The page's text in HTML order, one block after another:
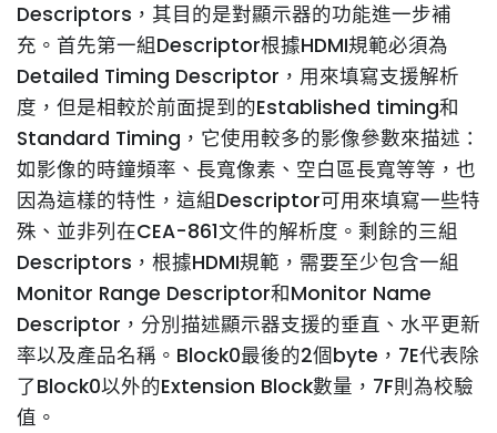
Descriptors，其目的是對顯示器的功能進一步補
充。首先第一組Descriptor根據HDMI規範必須為
Detailed Timing Descriptor，用來填寫支援解析
度，但是相較於前面提到的Established timing和
Standard Timing，它使用較多的影像參數來描述：
如影像的時鐘頻率、長寬像素、空白區長寬等等，也
因為這樣的特性，這組Descriptor可用來填寫一些特
殊、並非列在CEA-861文件的解析度。剩餘的三組
Descriptors，根據HDMI規範，需要至少包含一組
Monitor Range Descriptor和Monitor Name
Descriptor，分別描述顯示器支援的垂直、水平更新
率以及產品名稱。Block0最後的2個byte，7E代表除
了Block0以外的Extension Block數量，7F則為校驗
值。